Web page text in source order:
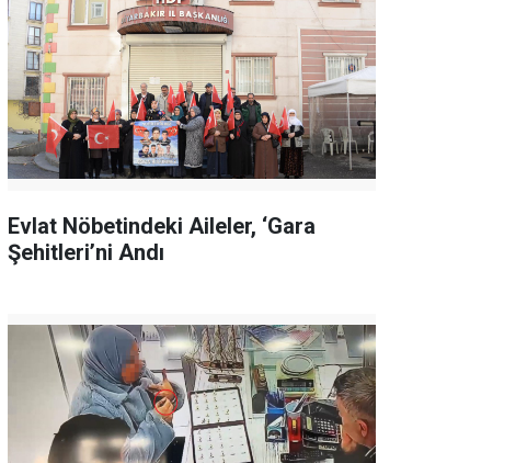
Evlat Nöbetindeki Aileler, ‘Gara
Şehitleri’ni Andı